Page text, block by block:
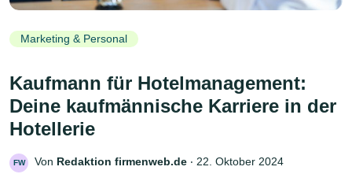
Marketing & Personal
Kaufmann für Hotelmanagement:
Deine kaufmännische Karriere in der
Hotellerie
FW Von Redaktion firmenweb.de ‧ 22. Oktober 2024